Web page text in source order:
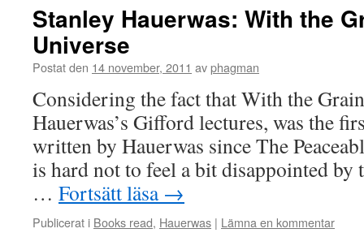
Stanley Hauerwas: With the
Universe
Postat den 14 november, 2011 avphagman
Considering the fact that With the
Hauerwas’s Gifford lectures, was the
written by Hauerwas since The
is hard not to feel a bit disappointed
… Fortsätt läsa →
Publicerat i Books read, Hauerwas | Lämna en kommentar